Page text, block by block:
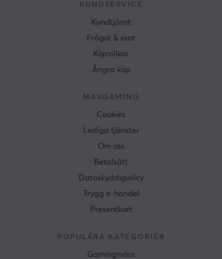
KUNDSERVICE
Kundtjänst
Frågor & svar
Köpvillkor
Ångra köp
MAXGAMING
Cookies
Lediga tjänster
Om oss
Betalsätt
Dataskyddspolicy
Trygg e-handel
Presentkort
POPULÄRA KATEGORIER
Gamingmöss